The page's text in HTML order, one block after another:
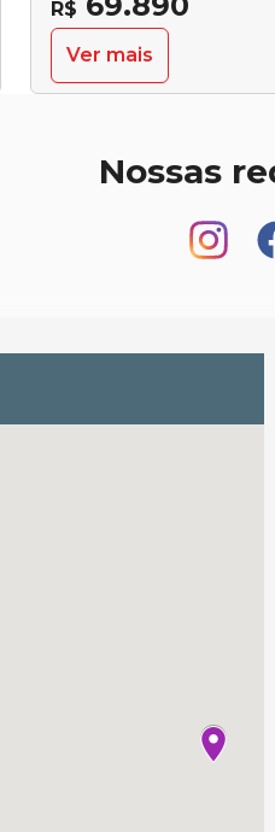
R$
Ver mais
Nossas